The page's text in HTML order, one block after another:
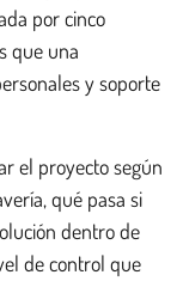
por cinco
que una
y soporte
el proyecto según
qué pasa si
dentro de
de control que